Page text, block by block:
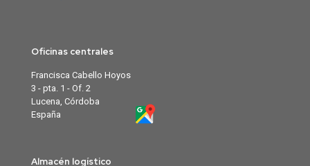
Oficinas centrales
Francisca Cabello Hoyos
3 - pta. 1 - Of. 2
Lucena, Córdoba
España
Almacén logístico